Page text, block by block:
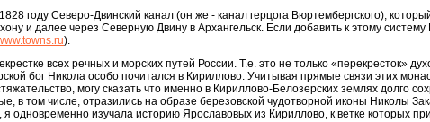
году Северо-Двинский канал (он же - канал герцога Вюртембергского),
и далее через Северную Двину в Архангельск. Если добавить к этому систему
).
всех речных и морских путей России. Т.е. это не только «перекресток»
бог Никола особо почитался в Кириллово. Учитывая прямые связи этих
могу сказать что именно в Кириллово-Белозерских землях долго
в том числе, отразились на образе березовской чудотворной иконы Николы
одновременно изучала историю Ярославовых из Кириллово, к ветке которых